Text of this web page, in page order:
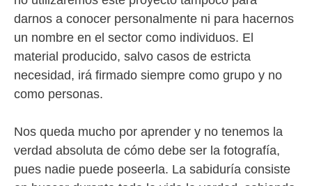
darnos a conocer personalmente ni para hacernos
un nombre en el sector como individuos. El
material producido, salvo casos de estricta
necesidad, irá firmado siempre como grupo y no
como personas.
Nos queda mucho por aprender y no tenemos la
verdad absoluta de cómo debe ser la fotografía,
pues nadie puede poseerla. La sabiduría consiste